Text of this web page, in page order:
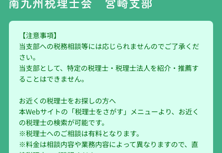
【注意事項】
当支部への税務相談等には応じられませんのでご了承くだ
さい。
当支部として、特定の税理士・税理士法人を紹介・推薦す
ることはできません。
お近くの税理士をお探しの方へ
本Webサイトの「税理士をさがす」メニューより、お近く
の税理士の検索が可能です。
※税理士へのご相談は有料となります。
※料金は相談内容や業務内容によって異なりますので、直